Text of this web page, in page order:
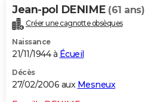
Jean-pol DENIME (61 ans)
Créer une cagnotte obsèques
Naissance
21/11/1944 à Écueil
Décès
27/02/2006 aux Mesneux